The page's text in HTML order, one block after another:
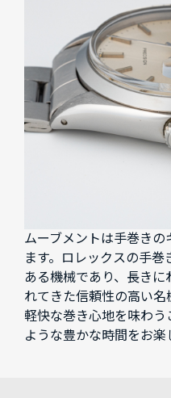
ムーブメントは手巻き
ます。ロレックスの手
ある機械であり、長き
れてきた信頼性の高い
軽快な巻き心地を味わ
ような豊かな時間をお楽